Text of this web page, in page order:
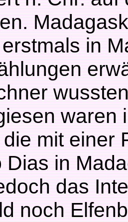
in
waren
mit einer
Dias in
das
noch